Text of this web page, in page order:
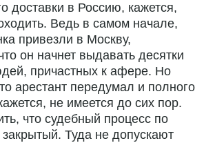
доставки в Россию, кажется,
Ведь в самом начале,
привезли в Москву,
он начнет выдавать десятки
причастных к афере. Но
арестант передумал и полного
не имеется до сих пор.
что судебный процесс по
Туда не допускают